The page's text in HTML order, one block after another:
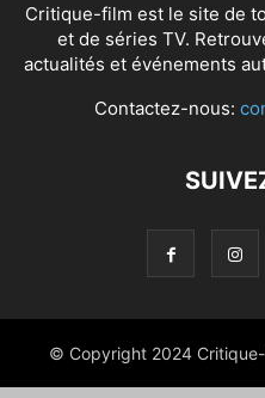
Critique-film est le site de
et de séries TV.
actualités et événements
Contactez-nous:
© Copyright 2024